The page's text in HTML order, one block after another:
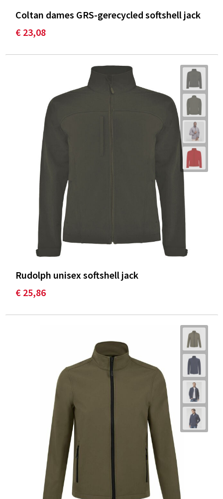
Coltan dames GRS-gerecycled softshell jack
€ 23,08
Rudolph unisex softshell jack
€ 25,86